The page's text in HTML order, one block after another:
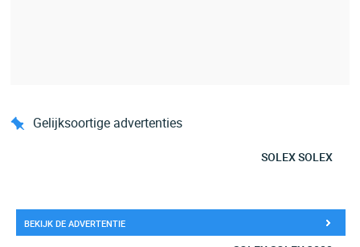
Gelijksoortige advertenties
SOLEX SOLEX
BEKIJK DE ADVERTENTIE